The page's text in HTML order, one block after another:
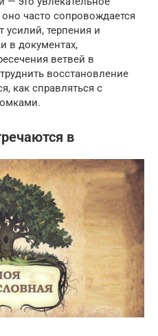
часто сопровождается
усилий, терпения и
в документах,
ветвей в
восстановление
как справляться с
в